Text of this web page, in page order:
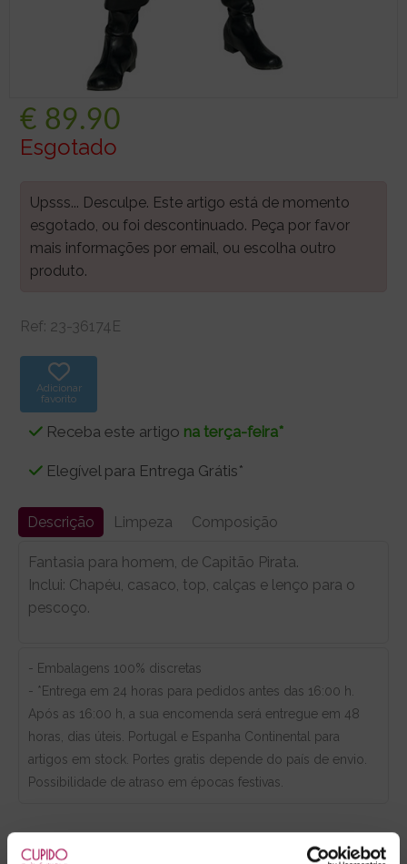
€ 89.90
Esgotado
Upsss... Desculpe. Este artigo está de momento
esgotado, ou foi descontinuado. Peça por favor
mais informações por email, ou escolha outro
produto.
Ref: 23-36174E
Adicionar
favorito
Receba este artigo na terça-feira*
Elegível para Entrega Grátis*
Descrição Limpeza Composição
Fantasia para homem, de Capitão Pirata.
Inclui: Chapéu, casaco, top, calças e lenço para o
pescoço.
- Embalagens 100% discretas
- *Entrega em 24 horas para pedidos antes das 16:00 h.
Após as 16:00 h, a sua encomenda será entregue em 48
horas, dias úteis. Portugal e Espanha Continental para
artigos em stock. Portes gratis depende do país de envio.
Possibilidade de atraso em épocas festivas.